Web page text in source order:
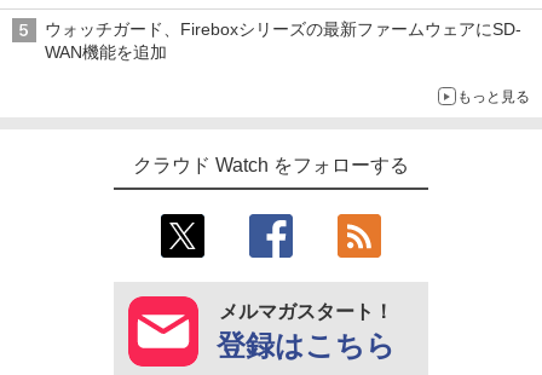
ウォッチガード、Fireboxシリーズの最新ファームウェアにSD-
WAN機能を追加
もっと見る
クラウド Watch をフォローする
メルマガスタート！
登録はこちら